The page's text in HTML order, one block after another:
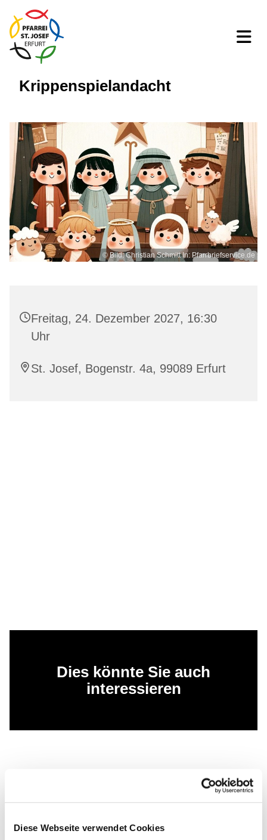
Diese Webseite verwendet Cookies
Krippenspielandacht
© Bild: Christian Schmitt In: Pfarrbriefservice.de
Freitag, 24. Dezember 2027, 16:30
Uhr
St. Josef, Bogenstr. 4a, 99089 Erfurt
Dies könnte Sie auch
interessieren